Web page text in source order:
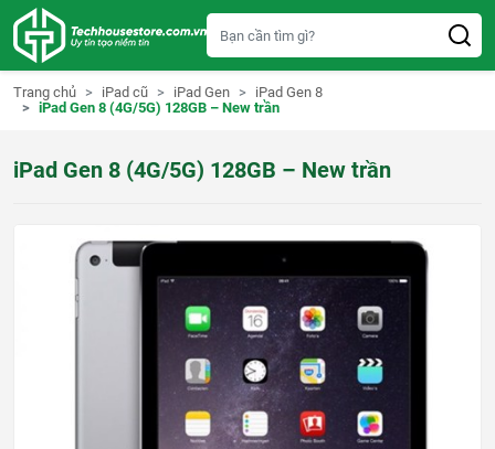
Trang chủ iPad cũ iPad Gen
iPad Gen 8
iPad Gen 8 (4G/5G) 128GB – New trần
iPad Gen 8 (4G/5G) 128GB – New trần